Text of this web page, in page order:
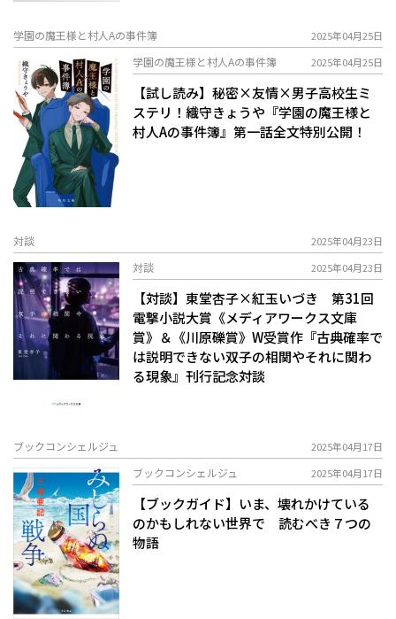
学園の魔王様と村人Aの事件簿 2025年04月25日
学園の魔王様と村人Aの事件簿 2025年04月25日
【試し読み】秘密×友情×男子高校生ミ
ステリ！――織守きょうや『学園の魔王様と
村人Aの事件簿』第一話全文特別公開！
対談 2025年04月23日
対談 2025年04月23日
【対談】東堂杏子×紅玉いづき 第31回
電撃小説大賞《メディアワークス文庫
賞》＆《川原礫賞》W受賞作『古典確率で
は説明できない双子の相関やそれに関わ
る現象』刊行記念対談
ブックコンシェルジュ 2025年04月17日
ブックコンシェルジュ 2025年04月17日
【ブックガイド】いま、壊れかけている
のかもしれない世界で 読むべき７つの
物語